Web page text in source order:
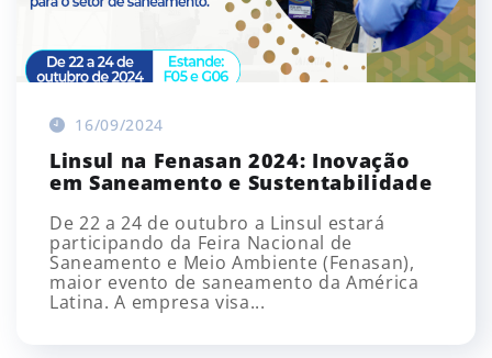
16/09/2024
Linsul na Fenasan 2024: Inovação
em Saneamento e Sustentabilidade
De 22 a 24 de outubro a Linsul estará
participando da Feira Nacional de
Saneamento e Meio Ambiente (Fenasan),
maior evento de saneamento da América
Latina. A empresa visa...